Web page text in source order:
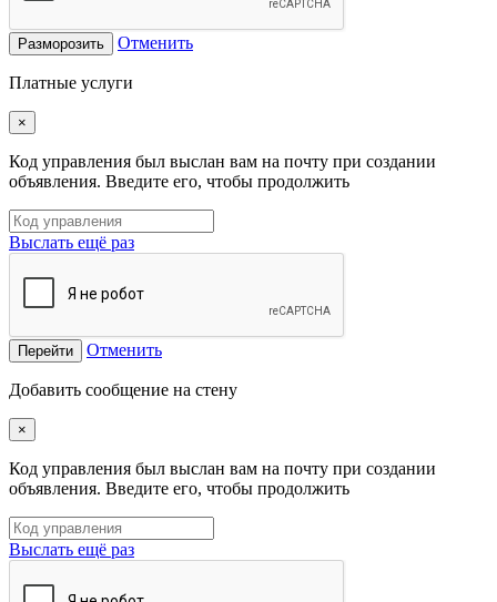
Разморозить Отменить
Платные услуги
×
Код управления был выслан вам на почту при создании
объявления. Введите его, чтобы продолжить
Выслать ещё раз
Перейти Отменить
Добавить сообщение на стену
×
Код управления был выслан вам на почту при создании
объявления. Введите его, чтобы продолжить
Выслать ещё раз